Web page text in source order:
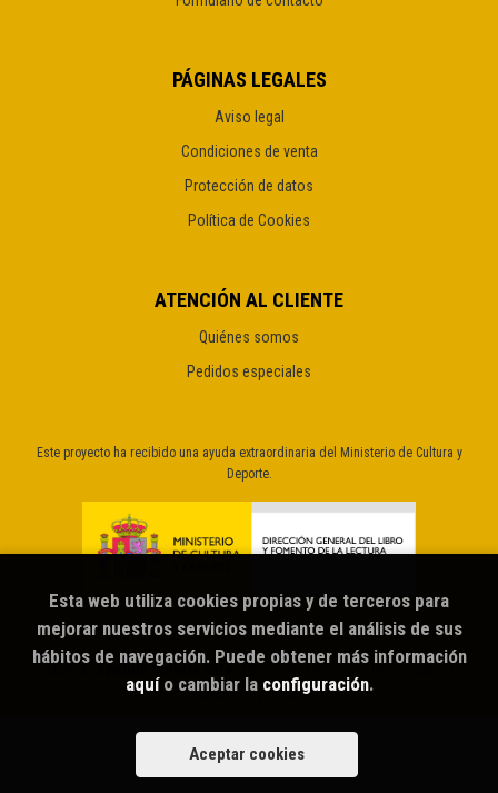
PÁGINAS LEGALES
Aviso legal
Condiciones de venta
Protección de datos
Política de Cookies
ATENCIÓN AL CLIENTE
Quiénes somos
Pedidos especiales
Este proyecto ha recibido una ayuda extraordinaria del Ministerio de Cultura y
Deporte.
Sputnik librería café
Grupo Trevenque
Esta web utiliza cookies propias y de terceros para
mejorar nuestros servicios mediante el análisis de sus
hábitos de navegación. Puede obtener más información
aquío cambiar la configuración.
Aceptar cookies